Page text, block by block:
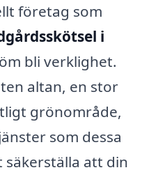
företag som
i
bli verklighet.
altan, en stor
grönområde,
som dessa
att din